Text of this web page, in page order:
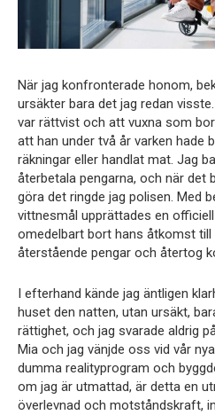
När jag konfronterade honom,
ursäkter bara det jag redan
var rättvist och att vuxna som
att han under två år varken hade
räkningar eller handlat mat. Jag
återbetala pengarna, och när det
göra det ringde jag polisen. Med
vittnesmål upprättades en
omedelbart bort hans åtkomst till
återstående pengar och återtog
I efterhand kände jag äntligen
huset den natten, utan ursäkt,
rättighet, och jag svarade aldrig
Mia och jag vänjde oss vid vår
dumma realityprogram och
om jag är utmattad, är detta en
överlevnad och motståndskraft,